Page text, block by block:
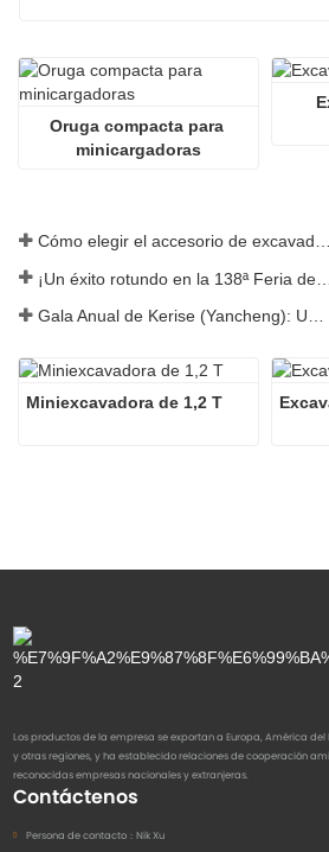
Oruga compacta para
minicargadoras
Cómo elegir el accesorio de excavadora adecuado para trabajos de excavación y nivelación
Miniexcavadora de 1,2 T
Los productos de la empresa se exportan a Europa, América del
y otras regiones, y ha establecido relaciones de cooperación
reconocidas empresas nacionales y extranjeras.
Contáctenos
Persona de contacto： Nik Xu